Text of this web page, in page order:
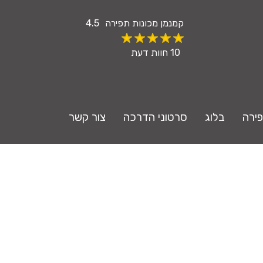
קמנמן מכונות תפירה 4.5
10 חוות דעת
בלוג סרטוני הדרכה צור קשר